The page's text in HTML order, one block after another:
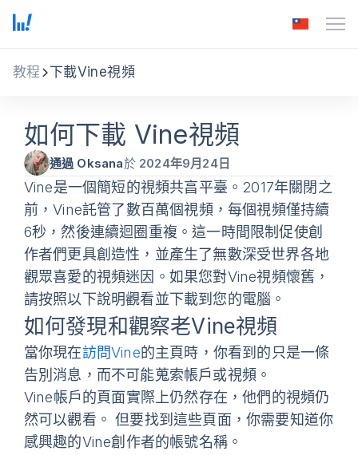
教程 下載Vine視頻
如何下載 Vine視頻
通過 Oksana於 2024年9月24日
Vine是一個簡短的視頻共亯平臺。2017年關閉之
前，Vine託管了數百萬個視頻，每個視頻僅持續
6秒，然後連續迴圈重複。這一時間限制促使創
作者們更具創造性，並產生了無數深受世界各地
觀眾喜愛的視頻迷因。如果您對Vine視頻懷舊，
請按照以下說明觀看並下載到您的電腦。
如何發現和觀察老Vine視頻
當你現在訪問Vine的主頁時，你看到的只是一條
告別消息，而不可能蒐索帳戶或視頻。
Vine帳戶的頁面實際上仍然存在，他們的視頻仍
然可以觀看。 但要找到這些頁面，你需要知道你
感興趣的Vine創作者的帳號名稱。